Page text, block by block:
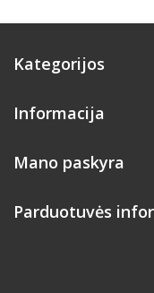
Kategorijos
Informacija
Mano paskyra
Parduotuvės